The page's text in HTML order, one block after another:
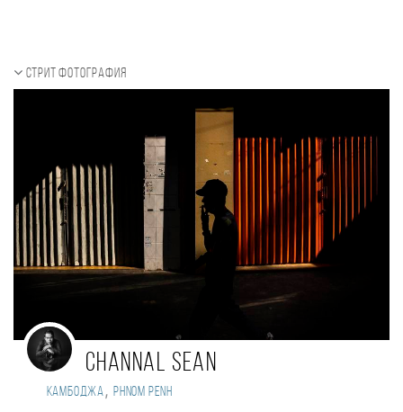
Стрит фотография
Channal SEAN
Камбоджа, Phnom Penh